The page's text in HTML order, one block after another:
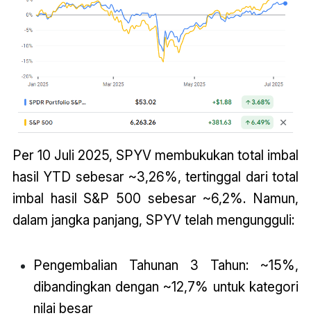
Per 10 Juli 2025, SPYV membukukan total imbal
hasil YTD sebesar ~3,26%, tertinggal dari total
imbal hasil S&P 500 sebesar ~6,2%. Namun,
dalam jangka panjang, SPYV telah mengungguli:
Pengembalian Tahunan 3 Tahun: ~15%,
dibandingkan dengan ~12,7% untuk kategori
nilai besar